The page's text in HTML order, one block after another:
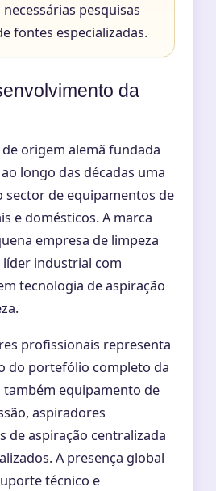
pesquisas
fontes especializadas.
da
de origem alemã fundada
longo das décadas uma
sector de equipamentos de
e domésticos. A marca
empresa de limpeza
industrial com
tecnologia de aspiração
profissionais representa
do portefólio completo da
também equipamento de
aspiradores
de aspiração centralizada
A presença global
técnico e